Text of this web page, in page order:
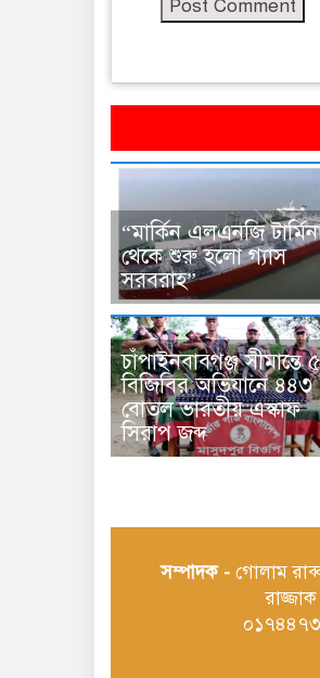
“মার্কিন এলএনজি
থেকে শুরু হলো গ্যাস
সরবরাহ”
চাঁপাইনবাবগঞ্জ সীমান্তে
বিজিবির অভিযানে ৪৪৩
বোতল ভারতীয় এস্কাফ
সিরাপ জব্দ
সম্পাদক - গোলাম